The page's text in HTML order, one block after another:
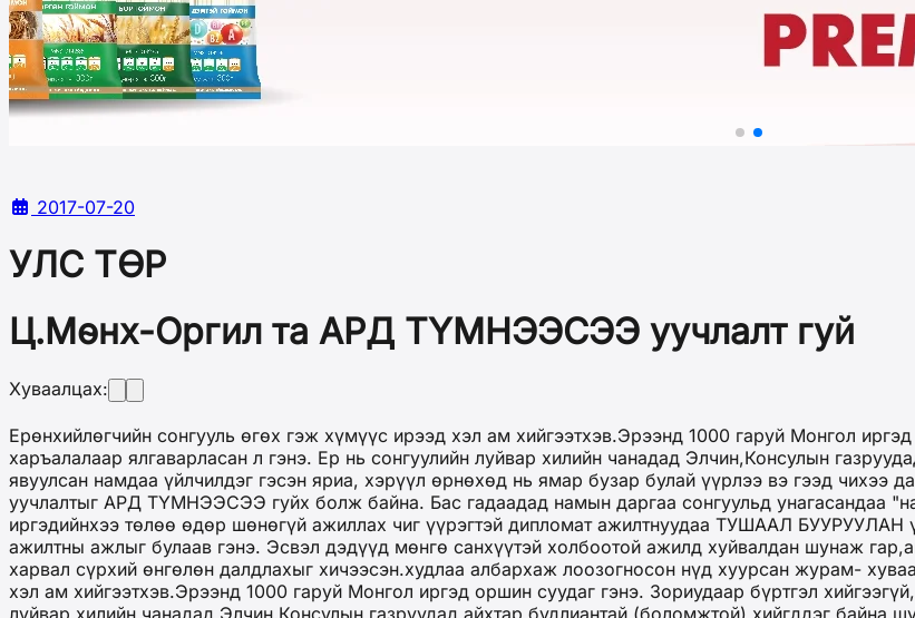
2017-07-20
УЛС ТӨР
Ц.Мөнх-Оргил та АРД ТҮМНЭЭСЭЭ уучлалт гуй
Хуваалцах:
Ерөнхийлөгчийн сонгууль өгөх гэж хүмүүс ирээд хэл ам хийгээтхэв.Эрээнд 1000 гаруй Монгол
харъалалаар ялгаварласан л гэнэ. Ер нь сонгуулийн луйвар хилийн чанадад Элчин,Консулын
явуулсан намдаа үйлчилдэг гэсэн яриа, хэрүүл өрнөхөд нь ямар бузар булай үүрлээ вэ гээд чихээ
уучлалтыг АРД ТҮМНЭЭСЭЭ гуйх болж байна. Бас гадаадад намын даргаа сонгуульд унагасандаа
иргэдийнхээ төлөө өдөр шөнөгүй ажиллах чиг үүрэгтэй дипломат ажилтнуудаа ТУШААЛ БУУРУУЛАН
ажилтны ажлыг булаав гэнэ. Эсвэл дэдүүд мөнгө санхүүтэй холбоотой ажилд хуйвалдан шунаж
харвал сүрхий өнгөлөн далдлахыг хичээсэн.худлаа албархаж лоозогносон нүд хуурсан журам-
хэл ам хийгээтхэв.Эрээнд 1000 гаруй Монгол иргэд оршин суудаг гэнэ. Зориудаар бүртгэл
луйвар хилийн чанадад Элчин,Консулын газруудад айхтар будлиантай (боломжтой) хийгддэг байна